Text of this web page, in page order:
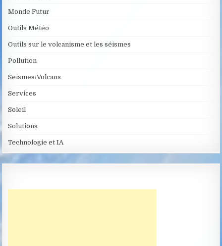
Monde Futur
Outils Météo
Outils sur le volcanisme et les séismes
Pollution
Seismes/Volcans
Services
Soleil
Solutions
Technologie et IA